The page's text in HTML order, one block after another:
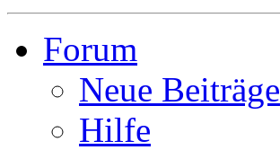
Forum
Neue Beiträge
Hilfe